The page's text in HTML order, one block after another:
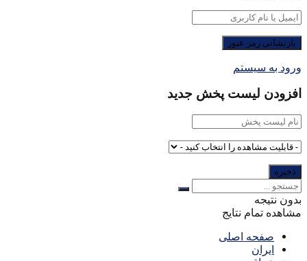
ورود به سیستم
افزودن لیست پخش جدید
بدون نتیجه
مشاهده تمام نتایج
صفحه اصلی
ایران